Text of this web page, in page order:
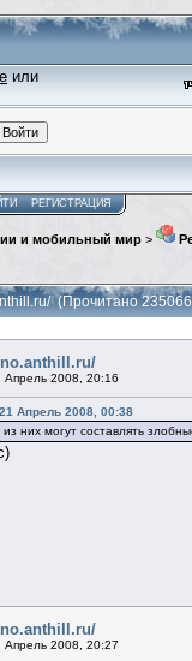
или
РЕГИСТРАЦИЯ
и мобильный мир >
(Прочитано
Апрель 2008, 20:16
Апрель 2008, 00:38
из них могут составлять
Апрель 2008, 20:27